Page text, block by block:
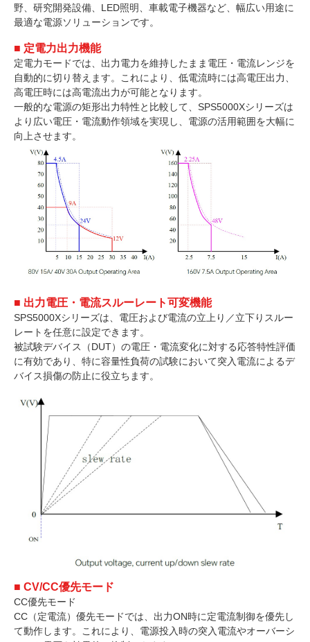
野、研究開発設備、LED照明、車載電子機器など、幅広い用途に
最適な電源ソリューションです。
■ 定電力出力機能
定電力モードでは、出力電力を維持したまま電圧・電流レンジを
自動的に切り替えます。これにより、低電流時には高電圧出力、
高電圧時には高電流出力が可能となります。
一般的な電源の矩形出力特性と比較して、SPS5000Xシリーズは
より広い電圧・電流動作領域を実現し、電源の活用範囲を大幅に
向上させます。
■ 出力電圧・電流スルーレート可変機能
SPS5000Xシリーズは、電圧および電流の立上り／立下りスルー
レートを任意に設定できます。
被試験デバイス（DUT）の電圧・電流変化に対する応答特性評価
に有効であり、特に容量性負荷の試験において突入電流によるデ
バイス損傷の防止に役立ちます。
■ CV/CC優先モード
CC優先モード
CC（定電流）優先モードでは、出力ON時に定電流制御を優先し
て動作します。これにより、電源投入時の突入電流やオーバーシ